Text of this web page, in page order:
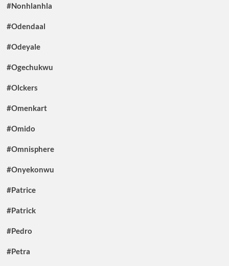
#Nonhlanhla
#Odendaal
#Odeyale
#Ogechukwu
#Olckers
#Omenkart
#Omido
#Omnisphere
#Onyekonwu
#Patrice
#Patrick
#Pedro
#Petra